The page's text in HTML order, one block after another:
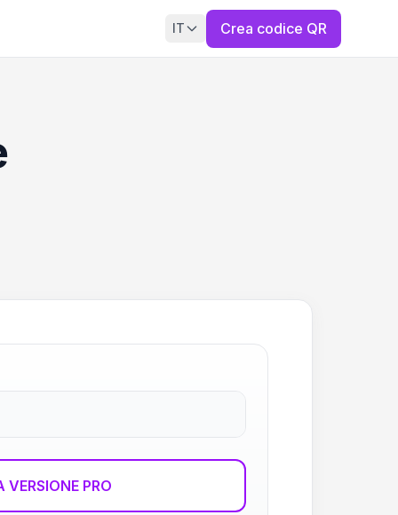
IT Crea codice QR
VERSIONE PRO